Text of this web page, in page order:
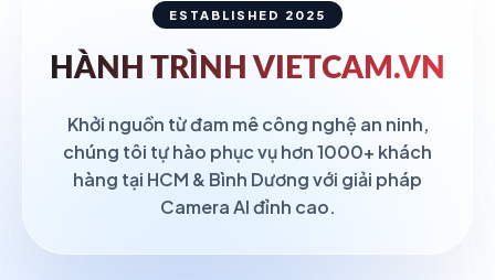
ESTABLISHED 2025
HÀNH TRÌNH VIETCAM.VN
Khởi nguồn từ đam mê công nghệ an ninh,
chúng tôi tự hào phục vụ hơn 1000+ khách
hàng tại HCM & Bình Dương với giải pháp
Camera AI đỉnh cao.